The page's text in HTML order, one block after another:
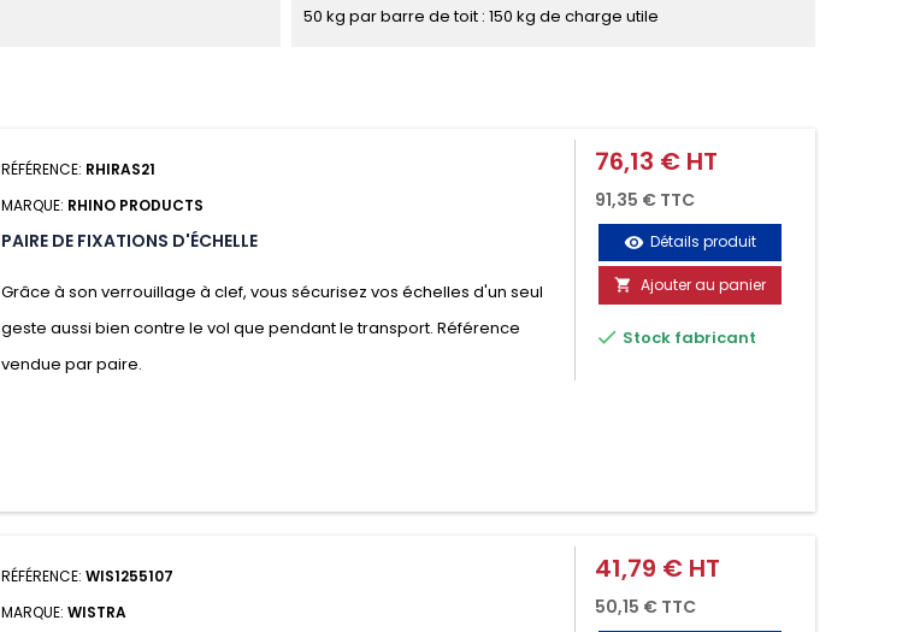
50 kg par barre de toit : 150 kg de charge utile
RÉFÉRENCE: RHIRAS21
MARQUE: RHINO PRODUCTS
PAIRE DE FIXATIONS D'ÉCHELLE
Grâce à son verrouillage à clef, vous sécurisez vos échelles d'un seul
geste aussi bien contre le vol que pendant le transport. Référence
vendue par paire.
Prix
76,13 € HT
91,35 € TTC
visibility Détails produit
 Ajouter au panier
 Stock fabricant
RÉFÉRENCE:WIS1255107
MARQUE:WISTRA
Prix
41,79 € HT
50,15 € TTC